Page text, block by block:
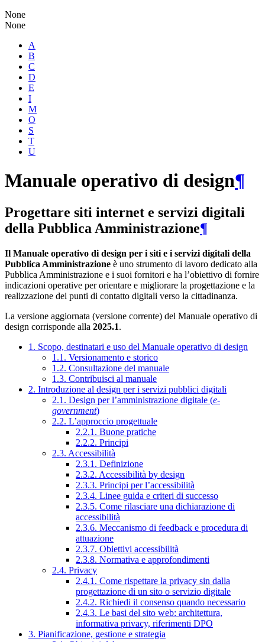
None
None
A
B
C
D
E
I
M
O
S
T
U
Manuale operativo di design¶
Progettare siti internet e servizi digitali
della Pubblica Amministrazione¶
Il Manuale operativo di design per i siti e i servizi digitali della
Pubblica Amministrazione è uno strumento di lavoro dedicato alla
Pubblica Amministrazione e i suoi fornitori e ha l’obiettivo di fornire
indicazioni operative per orientare e migliorare la progettazione e la
realizzazione dei punti di contatto digitali verso la cittadinanza.
La versione aggiornata (versione corrente) del Manuale operativo di
design corrisponde alla 2025.1.
1. Scopo, destinatari e uso del Manuale operativo di design
1.1. Versionamento e storico
1.2. Consultazione del manuale
1.3. Contribuisci al manuale
2. Introduzione al design per i servizi pubblici digitali
2.1. Design per l’amministrazione digitale (e-
government)
2.2. L’approccio progettuale
2.2.1. Buone pratiche
2.2.2. Principi
2.3. Accessibilità
2.3.1. Definizione
2.3.2. Accessibilità by design
2.3.3. Principi per l’accessibilità
2.3.4. Linee guida e criteri di successo
2.3.5. Come rilasciare una dichiarazione di
accessibilità
2.3.6. Meccanismo di feedback e procedura di
attuazione
2.3.7. Obiettivi accessibilità
2.3.8. Normativa e approfondimenti
2.4. Privacy
2.4.1. Come rispettare la privacy sin dalla
progettazione di un sito o servizio digitale
2.4.2. Richiedi il consenso quando necessario
2.4.3. Le basi del sito web: architettura,
informativa privacy, riferimenti DPO
3. Pianificazione, gestione e strategia